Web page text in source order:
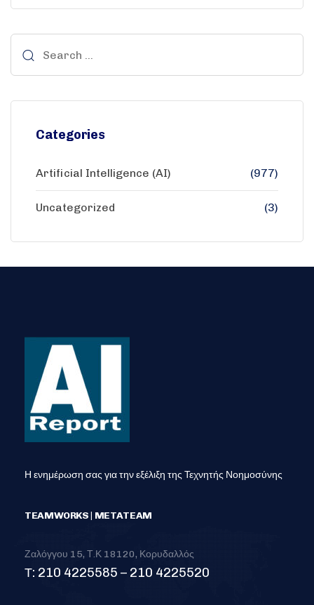
Categories
Artificial Intelligence (AI) (977)
Uncategorized (3)
Η ενημέρωση σας για την εξέλιξη της Τεχνητής Νοημοσύνης
TEAMWORKS | METATEAM
Ζαλόγγου 15, Τ.Κ 18120, Κορυδαλλός
Τ: 210 4225585 – 210 4225520